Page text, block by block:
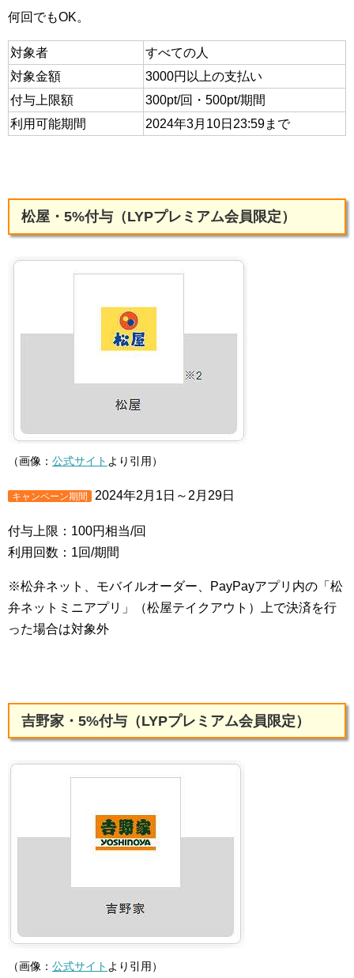
何回でもOK。
対象者
すべての人
対象金額
3000円以上の支払い
付与上限額
300pt/回・500pt/期間
利用可能期間
2024年3月10日23:59まで
松屋・5%付与（LYPプレミアム会員限定）
（画像： 公式サイト より引用）
キャンペーン期間 2024年2月1日～2月29日
付与上限：100円相当/回
利用回数：1回/期間
※松弁ネット、モバイルオーダー、PayPayアプリ内の「松
弁ネットミニアプリ」（松屋テイクアウト）上で決済を行
った場合は対象外
吉野家・5%付与（LYPプレミアム会員限定）
（画像： 公式サイト より引用）